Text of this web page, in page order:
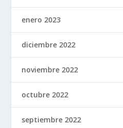
enero 2023
diciembre 2022
noviembre 2022
octubre 2022
septiembre 2022